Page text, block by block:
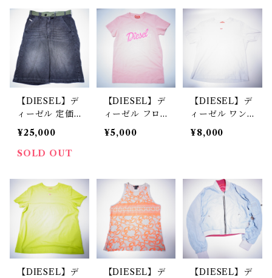
ャケット crea
m
【DIESEL】デ
ィーゼル 定価
￥61,600‐ D
-ANDRE-SHO
RT-S ”OUR's
black
¥25,000
SOLD OUT
【DIESEL】デ
ィーゼル フロ
ントロゴプリン
トSSカットソー
¥5,000
【DIESEL】デ
ィーゼル ワン
ポイントデザイ
ン クルーネッ
¥8,000
【DIESEL】デ
【DIESEL】デ
【DIESEL】デ